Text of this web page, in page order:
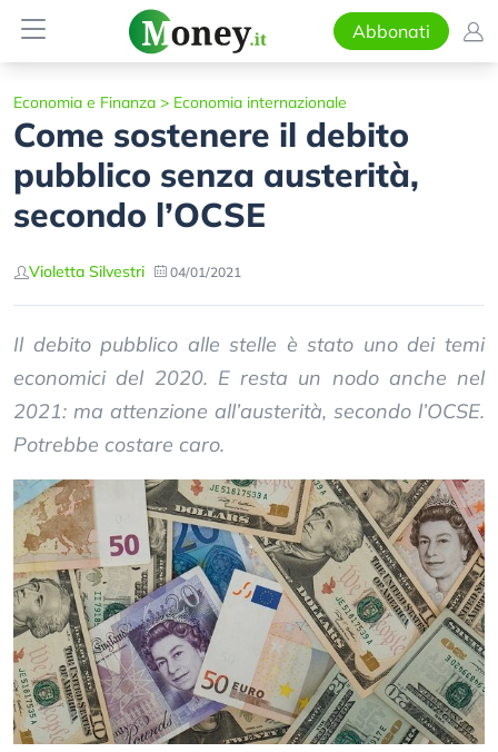
Abbonati
Economia e Finanza > Economia internazionale
Come sostenere il debito
pubblico senza austerità,
secondo l’OCSE
Violetta Silvestri 04/01/2021
Il debito pubblico alle stelle è stato uno dei temi
economici del 2020. E resta un nodo anche nel
2021: ma attenzione all’austerità, secondo l’OCSE.
Potrebbe costare caro.